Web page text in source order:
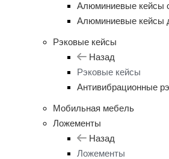
Алюминиевые кейсы
Алюминиевые кейсы
Рэковые кейсы
Назад
Рэковые кейсы
Антивибрационные
Мобильная мебель
Ложементы
Назад
Ложементы